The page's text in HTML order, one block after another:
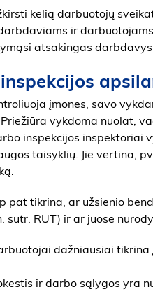
kelią darbuotojų
ir
atsakingas
įmones, savo
vykdoma nuolat,
inspekcijos inspektoriai
taisyklių. Jie vertina,
pat tikrina, ar užsienio
sutr. RUT) ir ar juose
dažniausiai tikrina
ir darbo sąlygos yra